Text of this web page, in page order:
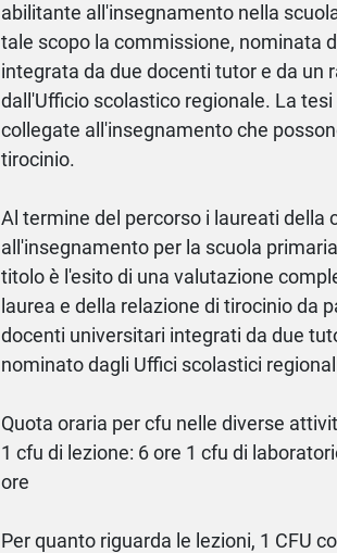
abilitante all'insegnamento nella
tale scopo la commissione, nominata
integrata da due docenti tutor e da
dall'Ufficio scolastico regionale. La
collegate all'insegnamento che
tirocinio.
Al termine del percorso i laureati della
all'insegnamento per la scuola
titolo è l'esito di una valutazione
laurea e della relazione di tirocinio da
docenti universitari integrati da due
nominato dagli Uffici scolastici
Quota oraria per cfu nelle diverse
1 cfu di lezione: 6 ore 1 cfu di
ore
Per quanto riguarda le lezioni, 1 CFU